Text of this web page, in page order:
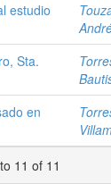
estudio
Sta.
en
11 of 11